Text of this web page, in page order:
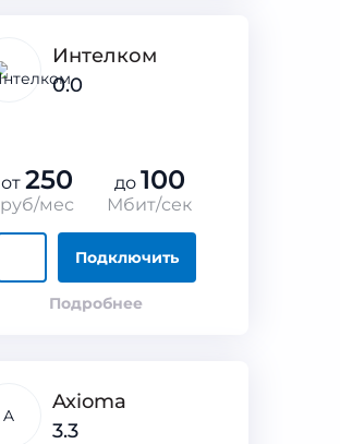
Интелком
0.0
от 250
руб/мес
до 100
Мбит/сек
Подключить
Подробнее
A
Axioma
3.3